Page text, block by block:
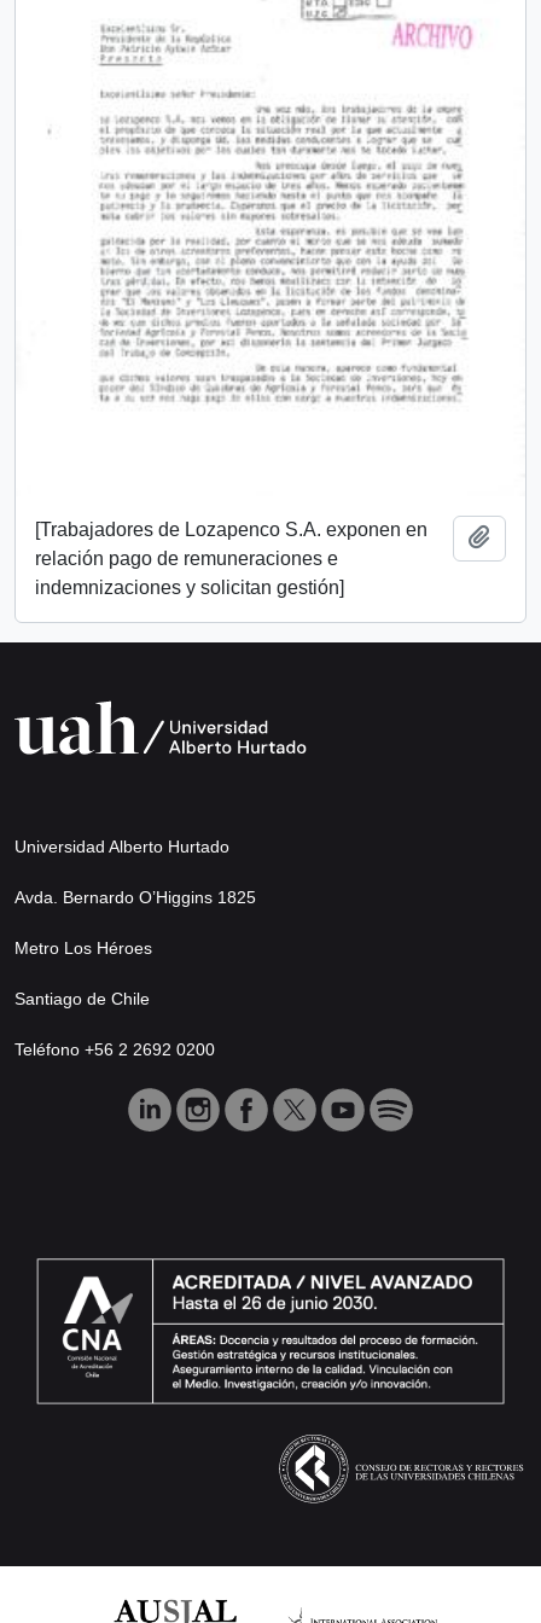
[Trabajadores de Lozapenco S.A. exponen en
relación pago de remuneraciones e
indemnizaciones y solicitan gestión]
Universidad Alberto Hurtado
Avda. Bernardo O’Higgins 1825
Metro Los Héroes
Santiago de Chile
Teléfono +56 2 2692 0200